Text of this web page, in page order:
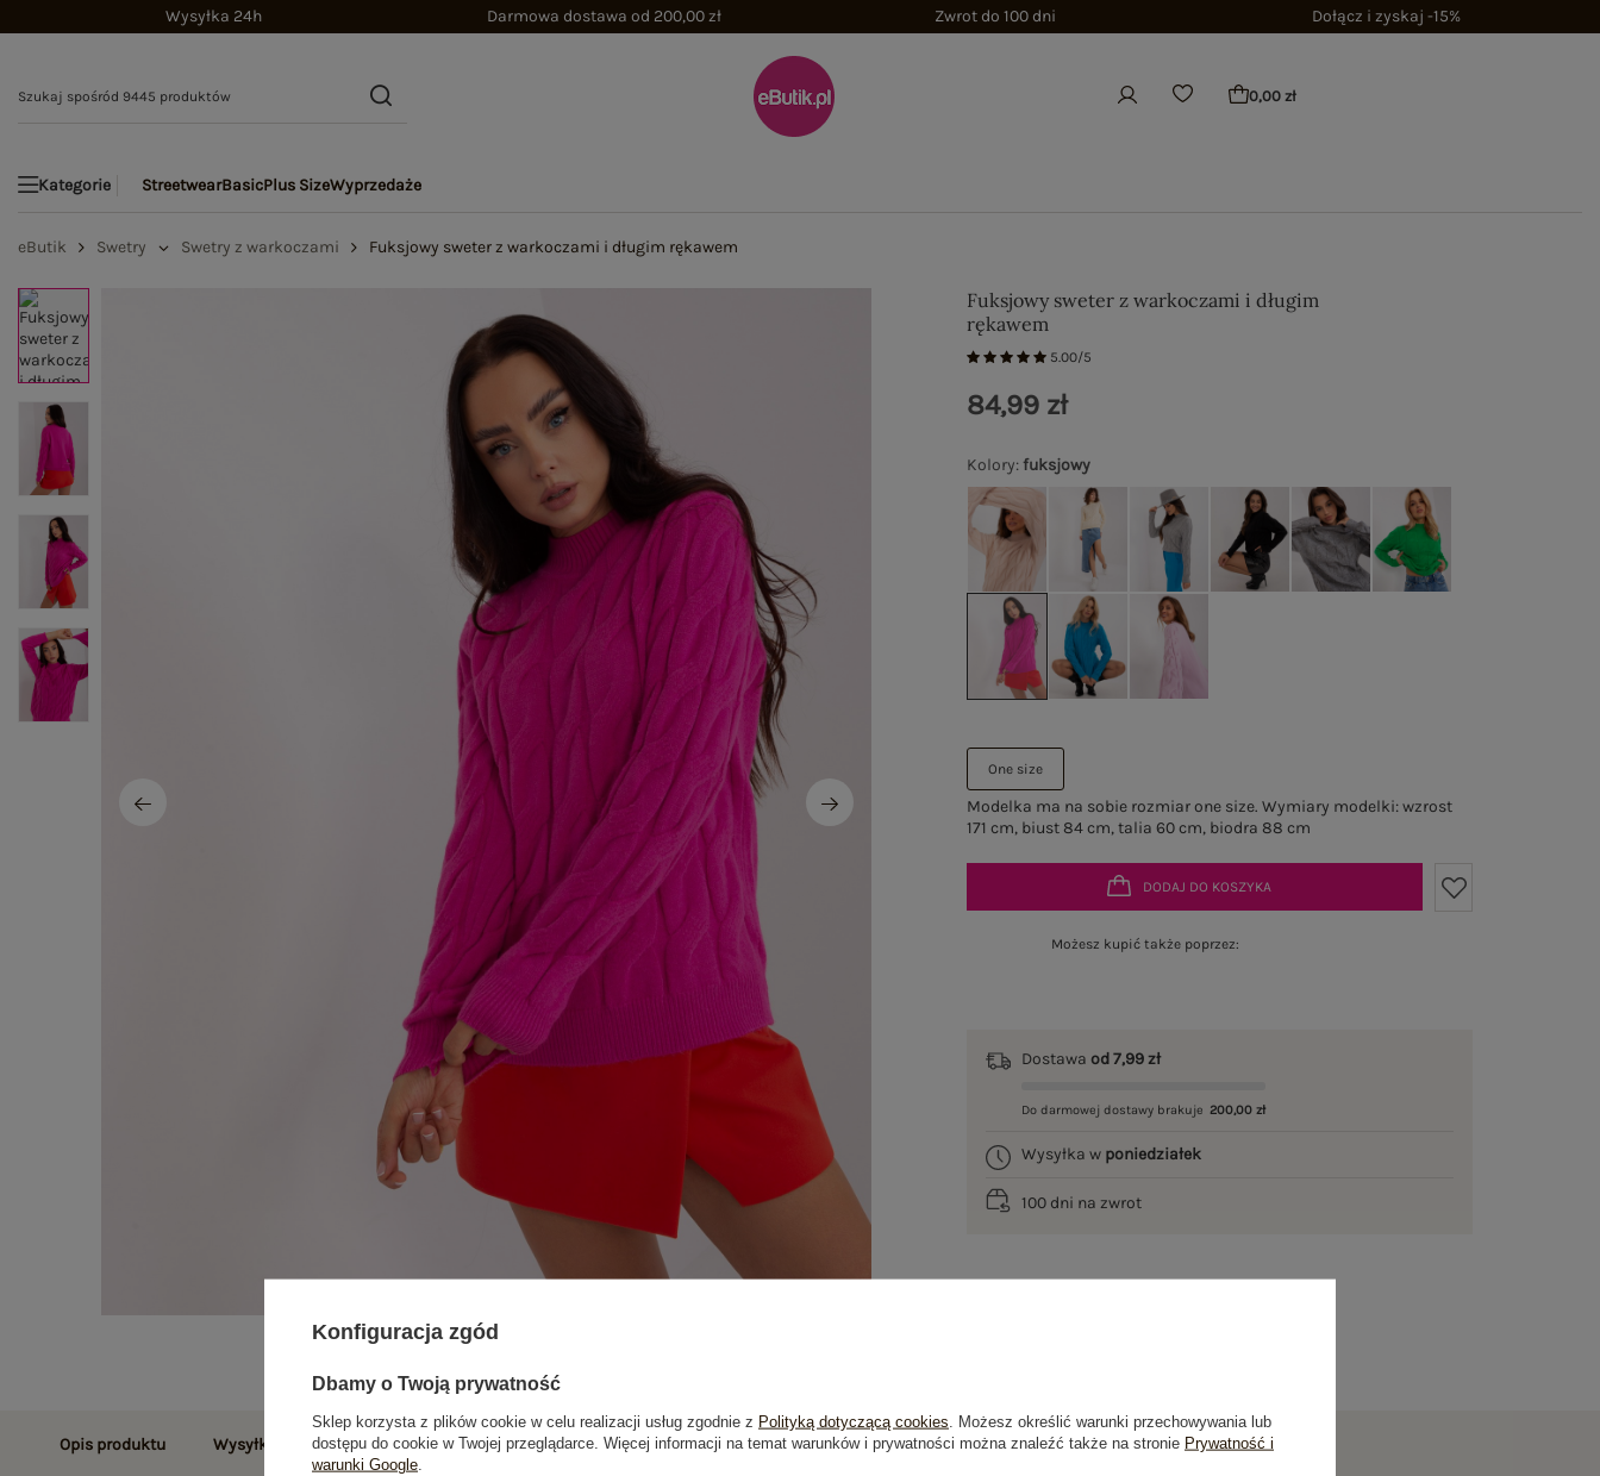
Wysyłka 24h Darmowa dostawa od 200,00 zł Zwrot do 100 dni Dołącz i zyskaj -15%
0,00 zł
Kategorie StreetwearBasicPlus SizeWyprzedaże
eButik Swetry Swetry z warkoczami Fuksjowy sweter z warkoczami i długim rękawem
Fuksjowy sweter z warkoczami i długim
rękawem
5.00/5
Kolory:fuksjowy
One size
Modelka ma na sobie rozmiar one size. Wymiary modelki: wzrost
171 cm, biust 84 cm, talia 60 cm, biodra 88 cm
84,99 zł
DODAJ DO KOSZYKA
Możesz kupić także poprzez:
Dostawaod 7,99 zł
Do darmowej dostawy brakuje 200,00 zł
Wysyłka w poniedziałek
100 dni na zwrot
Opis produktu Wysyłka i dostawa Zwroty i reklamacje Opinie o produkcie(3)
Konfiguracja zgód
Dbamy o Twoją prywatność
Sklep korzysta z plików cookie w celu realizacji usług zgodnie z Polityką dotyczącą cookies . Możesz określić warunki przechowywania lub
dostępu do cookie w Twojej przeglądarce. Więcej informacji na temat warunków i prywatności można znaleźć także na stronie Prywatność i
warunki Google